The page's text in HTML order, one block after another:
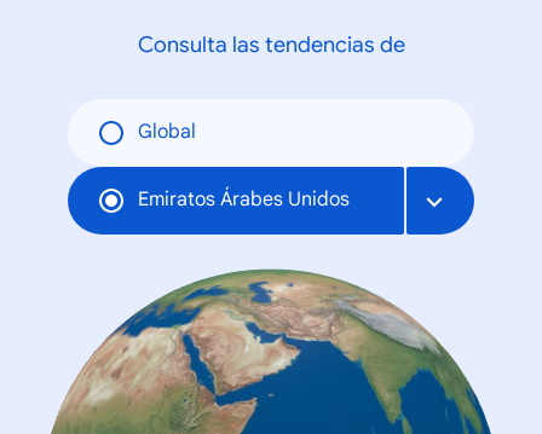
Consulta las tendencias de
Global
Emiratos Árabes Unidos